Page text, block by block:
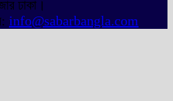
ঢাকা।
info@sabarbangla.com